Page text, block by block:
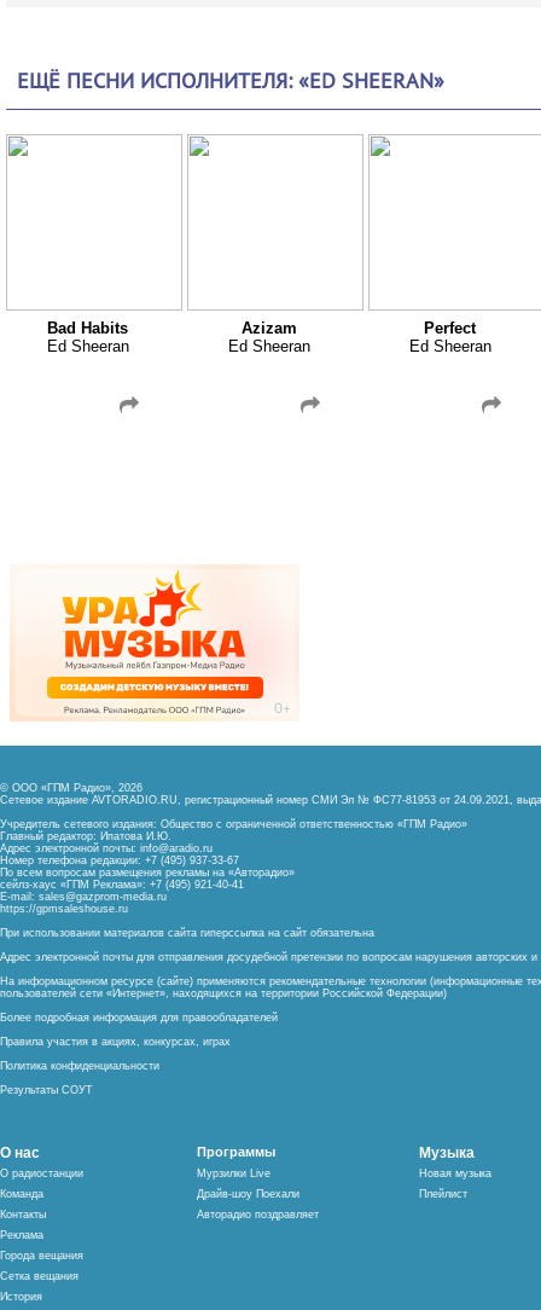
ЕЩЁ ПЕСНИ ИСПОЛНИТЕЛЯ: «ED SHEERAN»
Bad Habits
Ed Sheeran
Azizam
Ed Sheeran
Perfect
Ed Sheeran
© ООО «ГПМ Радио», 2026
Сетевое издание AVTORADIO.RU, регистрационный номер СМИ Эл № ФС77-81953 от 24.09.2021,
Учредитель сетевого издания: Общество с ограниченной ответственностью «ГПМ Радио»
Главный редактор: Ипатова И.Ю.
Адрес электронной почты: info@aradio.ru
Номер телефона редакции: +7 (495) 937-33-67
По всем вопросам размещения рекламы на «Авторадио»
сейлз-хаус «ГПМ Реклама»: +7 (495) 921-40-41
E-mail: sales@gazprom-media.ru
https://gpmsaleshouse.ru
При использовании материалов сайта гиперссылка на сайт обязательна
Адрес электронной почты для отправления досудебной претензии по вопросам нарушения авторских
На информационном ресурсе (сайте) применяются рекомендательные технологии (информационные
пользователей сети «Интернет», находящихся на территории Российской Федерации)
Более подробная информация для правообладателей
Правила участия в акциях, конкурсах, играх
Политика конфиденциальности
Результаты СОУТ
О нас
О радиостанции
Команда
Контакты
Реклама
Города вещания
Сетка вещания
История
Программы
Мурзилки Live
Драйв-шоу Поехали
Авторадио поздравляет
Музыка
Новая музыка
Плейлист